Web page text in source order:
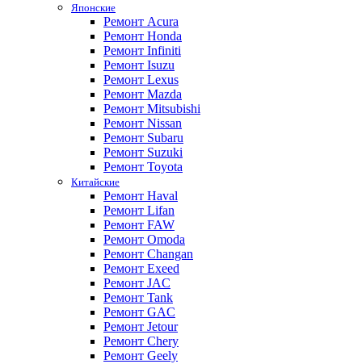
Японские
Ремонт Acura
Ремонт Honda
Ремонт Infiniti
Ремонт Isuzu
Ремонт Lexus
Ремонт Mazda
Ремонт Mitsubishi
Ремонт Nissan
Ремонт Subaru
Ремонт Suzuki
Ремонт Toyota
Китайские
Ремонт Haval
Ремонт Lifan
Ремонт FAW
Ремонт Omoda
Ремонт Changan
Ремонт Exeed
Ремонт JAC
Ремонт Tank
Ремонт GAC
Ремонт Jetour
Ремонт Chery
Ремонт Geely